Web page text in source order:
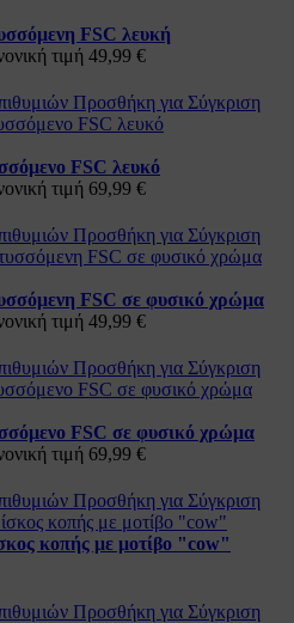
FSC λευκή
τιμή 49,99 €
Προσθήκη για Σύγκριση
FSC λευκό
τιμή 69,99 €
Προσθήκη για Σύγκριση
FSC σε φυσικό χρώμα
τιμή 49,99 €
Προσθήκη για Σύγκριση
FSC σε φυσικό χρώμα
τιμή 69,99 €
Προσθήκη για Σύγκριση
κοπής με μοτίβο "cow"
Προσθήκη για Σύγκριση